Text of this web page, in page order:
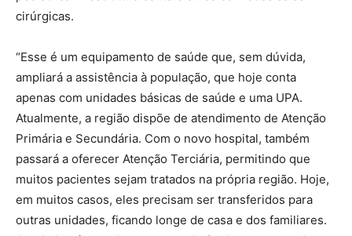
cirúrgicas.
“Esse é um equipamento de saúde que, sem dúvida,
ampliará a assistência à população, que hoje conta
apenas com unidades básicas de saúde e uma UPA.
Atualmente, a região dispõe de atendimento de Atenção
Primária e Secundária. Com o novo hospital, também
passará a oferecer Atenção Terciária, permitindo que
muitos pacientes sejam tratados na própria região. Hoje,
em muitos casos, eles precisam ser transferidos para
outras unidades, ficando longe de casa e dos familiares.